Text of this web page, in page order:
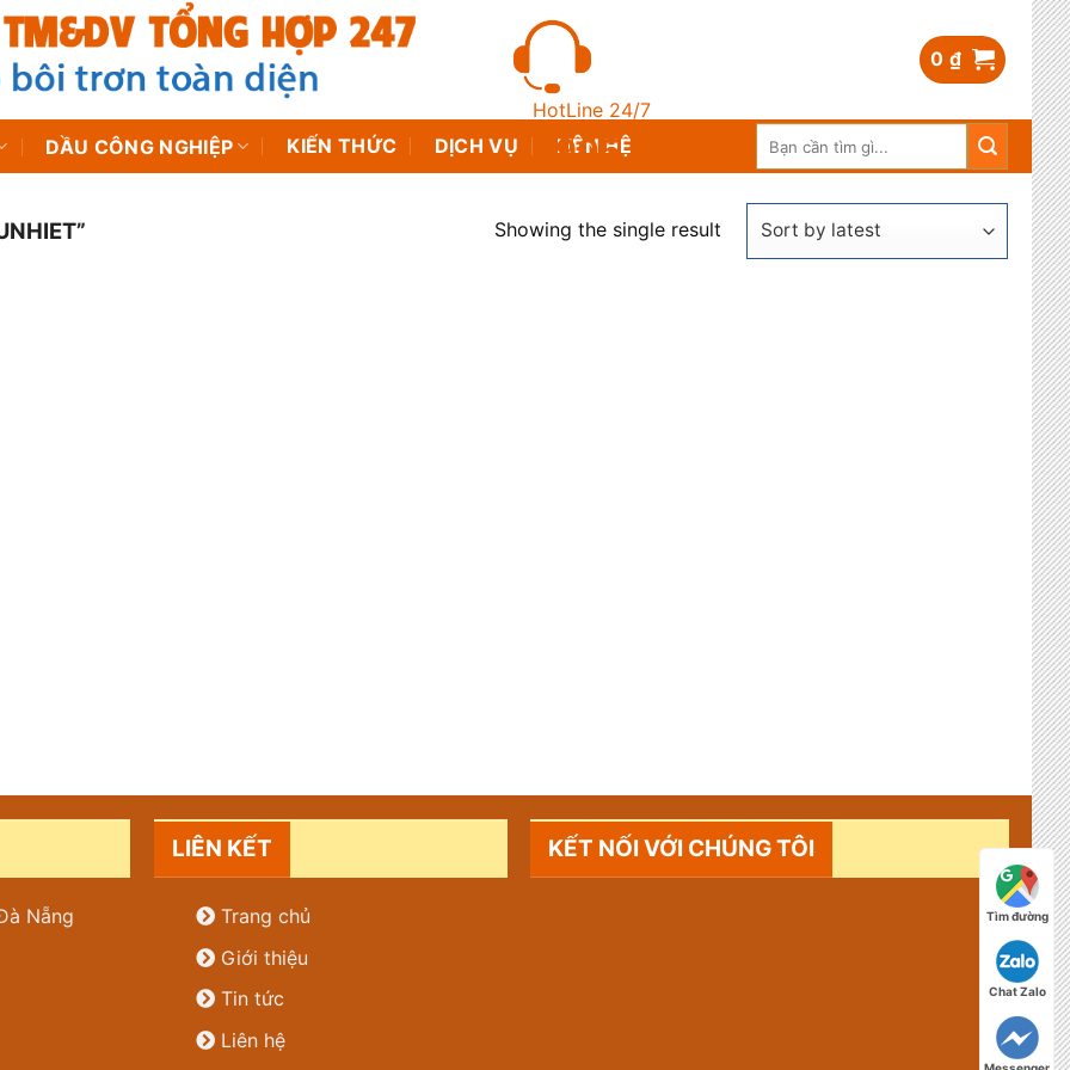
HotLine 24/7
0905.259.148
0 ₫
DẦU CÔNG NGHIỆP KIẾN THỨC DỊCH VỤ LIÊN HỆ
for:
Showing the single result
Nẵng
LIÊN KẾT
Trang chủ
Giới thiệu
Tin tức
Liên hệ
KẾT NỐI VỚI CHÚNG TÔI
Tìm đường
Chat Zalo